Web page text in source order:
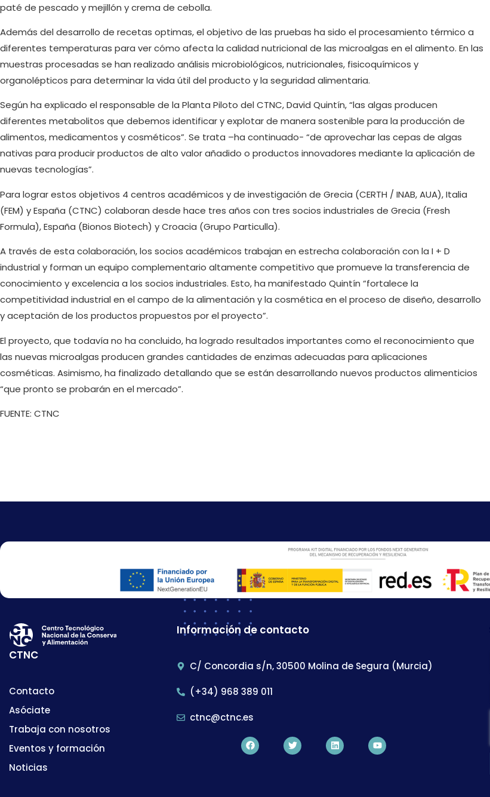
paté de pescado y mejillón y crema de cebolla.
Además del desarrollo de recetas optimas, el objetivo de las pruebas ha sido el procesamiento térmico a
diferentes temperaturas para ver cómo afecta la calidad nutricional de las microalgas en el alimento. En las
muestras procesadas se han realizado análisis microbiológicos, nutricionales, fisicoquímicos y
organolépticos para determinar la vida útil del producto y la seguridad alimentaria.
Según ha explicado el responsable de la Planta Piloto del CTNC, David Quintín, “las algas producen
diferentes metabolitos que debemos identificar y explotar de manera sostenible para la producción de
alimentos, medicamentos y cosméticos”. Se trata –ha continuado- “de aprovechar las cepas de algas
nativas para producir productos de alto valor añadido o productos innovadores mediante la aplicación de
nuevas tecnologías”.
Para lograr estos objetivos 4 centros académicos y de investigación de Grecia (CERTH / INAB, AUA), Italia
(FEM) y España (CTNC) colaboran desde hace tres años con tres socios industriales de Grecia (Fresh
Formula), España (Bionos Biotech) y Croacia (Grupo Particulla).
A través de esta colaboración, los socios académicos trabajan en estrecha colaboración con la I + D
industrial y forman un equipo complementario altamente competitivo que promueve la transferencia de
conocimiento y excelencia a los socios industriales. Esto, ha manifestado Quintín “fortalece la
competitividad industrial en el campo de la alimentación y la cosmética en el proceso de diseño, desarrollo
y aceptación de los productos propuestos por el proyecto”.
El proyecto, que todavía no ha concluido, ha logrado resultados importantes como el reconocimiento que
las nuevas microalgas producen grandes cantidades de enzimas adecuadas para aplicaciones
cosméticas. Asimismo, ha finalizado detallando que se están desarrollando nuevos productos alimenticios
“que pronto se probarán en el mercado”.
FUENTE: CTNC
CTNC
Contacto
Asóciate
Trabaja con nosotros
Eventos y formación
Noticias
Información de contacto
C/ Concordia s/n, 30500 Molina de Segura (Murcia)
(+34) 968 389 011
ctnc@ctnc.es